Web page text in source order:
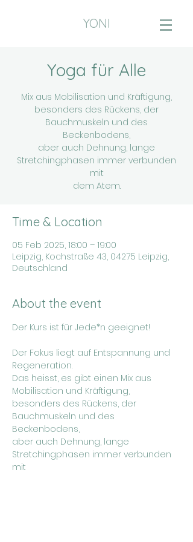
YONI
Yoga für Alle
Mix aus Mobilisation und Kräftigung,
besonders des Rückens, der
Bauchmuskeln und des
Beckenbodens,
aber auch Dehnung, lange
Stretchingphasen immer verbunden
mit
dem Atem.
Time & Location
05 Feb 2025, 18:00 – 19:00
Leipzig, Kochstraße 43, 04275 Leipzig,
Deutschland
About the event
Der Kurs ist für Jede*n geeignet!
Der Fokus liegt auf Entspannung und
Regeneration.
Das heisst, es gibt einen Mix aus
besonders des Rückens, der
Bauchmuskeln und des
aber auch Dehnung, lange
Stretchingphasen immer verbunden
mit